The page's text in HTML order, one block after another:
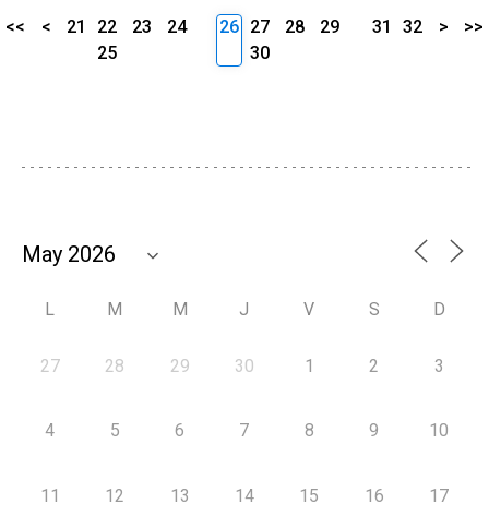
<< < 21 22 23
24
25
26 27 28
29
30
31 32 > >>
L M M J V S D
27 28 29 30 1 2 3
4 5 6 7 8 9 10
11 12 13 14 15 16 17